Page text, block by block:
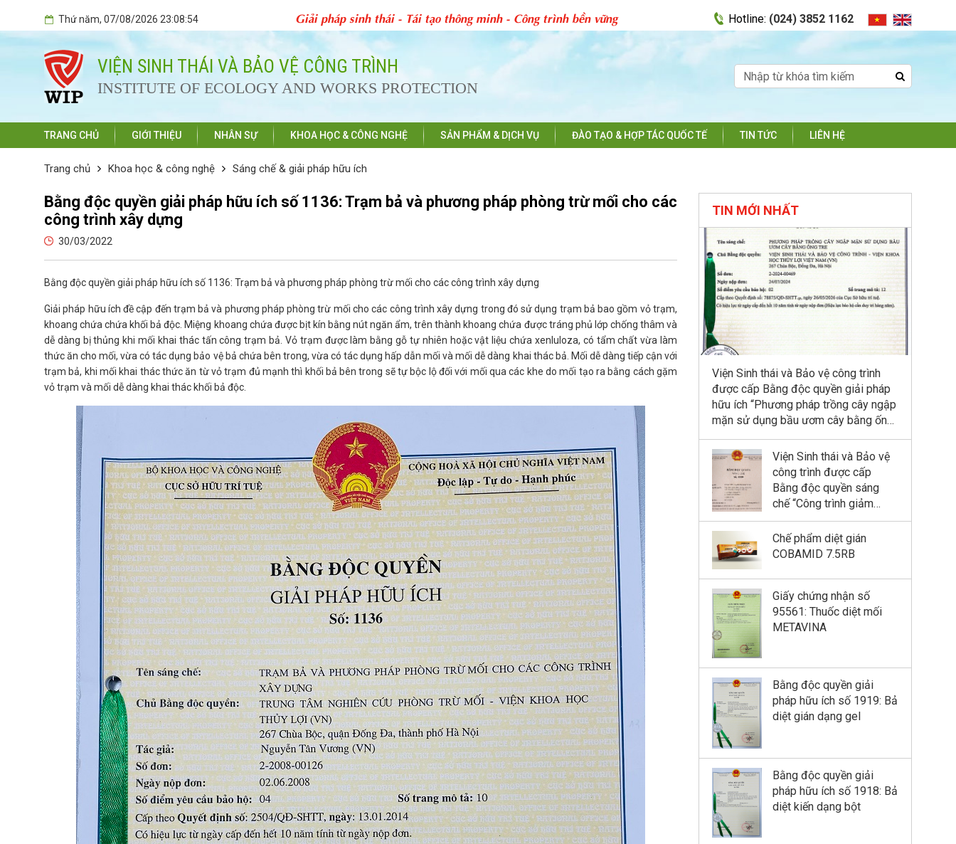
Thứ năm, 07/08/2026 23:08:55 Giải pháp sinh thái - Tái tạo thông minh - Công trình bền vững Hotline: (024) 3852 1162
VIỆN SINH THÁI VÀ BẢO VỆ CÔNG TRÌNH
INSTITUTE OF ECOLOGY AND WORKS PROTECTION
TRANG CHỦ GIỚI THIỆU NHÂN SỰ KHOA HỌC & CÔNG NGHỆ SẢN PHẨM & DỊCH VỤ ĐÀO TẠO & HỢP TÁC QUỐC TẾ TIN TỨC LIÊN HỆ
Trang chủ Khoa học & công nghệ Sáng chế & giải pháp hữu ích
Bằng độc quyền giải pháp hữu ích số 1136: Trạm bả và phương pháp phòng trừ mối cho các
công trình xây dựng
30/03/2022
Bằng độc quyền giải pháp hữu ích số 1136: Trạm bả và phương pháp phòng trừ mối cho các công trình xây dựng
Giải pháp hữu ích đề cập đến trạm bả và phương pháp phòng trừ mối cho các công trình xây dựng trong đó sử dụng trạm bả bao gồm vỏ trạm,
khoang chứa chứa khối bả độc. Miệng khoang chứa được bịt kín bằng nút ngăn ẩm, trên thành khoang chứa được tráng phủ lớp chống thâm và
dễ dàng bị thủng khi mối khai thác tấn công trạm bả. Vỏ trạm được làm bằng gỗ tự nhiên hoặc vật liệu chứa xenluloza, có tẩm chất vừa làm
thức ăn cho mối, vừa có tác dụng bảo vệ bả chứa bên trong, vừa có tác dụng hấp dẫn mối và mối dễ dàng khai thác bả. Mối dễ dàng tiếp cận với
trạm bả, khi mối khai thác thức ăn từ vỏ trạm đủ mạnh thì khối bả bên trong sẽ tự bộc lộ đối với mối qua các khe do mối tạo ra bằng cách gặm
vỏ trạm và mối dễ dàng khai thác khối bả độc.
TIN MỚI NHẤT
Viện Sinh thái và Bảo vệ công trình
được cấp Bằng độc quyền giải pháp
hữu ích “Phương pháp trồng cây ngập
mặn sử dụng bầu ươm cây bằng ống
tre”
Viện Sinh thái và Bảo vệ
công trình được cấp
Bằng độc quyền sáng
chế “Công trình giảm
sóng bảo vệ bờ”
Chế phẩm diệt gián
COBAMID 7.5RB
Giấy chứng nhận số
95561: Thuốc diệt mối
METAVINA
Bằng độc quyền giải
pháp hữu ích số 1919: Bả
diệt gián dạng gel
Bằng độc quyền giải
pháp hữu ích số 1918: Bả
diệt kiến dạng bột